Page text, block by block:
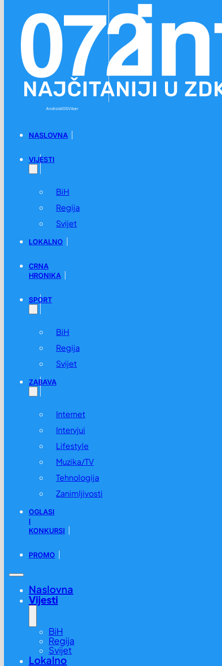
AndroidiOSViber
NASLOVNA
VIJESTI
BiH
Regija
Svijet
LOKALNO
CRNA
HRONIKA
SPORT
BiH
Regija
Svijet
ZABAVA
Internet
Intervjui
Lifestyle
Muzika/TV
Tehnologija
Zanimljivosti
OGLASI
I
KONKURSI
PROMO
Naslovna
Vijesti
BiH
Regija
Svijet
Lokalno